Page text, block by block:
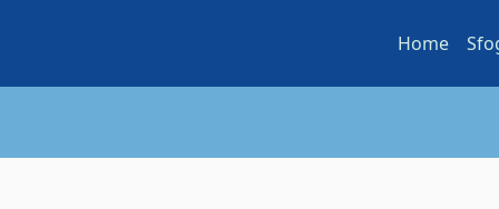
Home